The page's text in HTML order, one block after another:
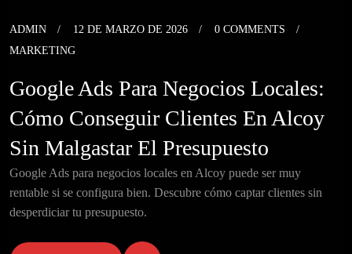
ADMIN 12 DE MARZO DE 2026
0 COMMENTS
MARKETING
Google Ads Para Negocios Locales:
Cómo Conseguir Clientes En Alcoy
Sin Malgastar El Presupuesto
Google Ads para negocios locales en Alcoy puede ser muy
rentable si se configura bien. Descubre cómo captar clientes sin
desperdiciar tu presupuesto.